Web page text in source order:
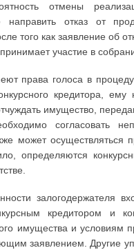
отмены
направить отказ от
того как заявление об
участие в
права голоса в
кредитора,
имущество,
согласовать
может осуществляться
определяются
залогодержателя
кредитором и
имущества и условиям
заявлением. Другие